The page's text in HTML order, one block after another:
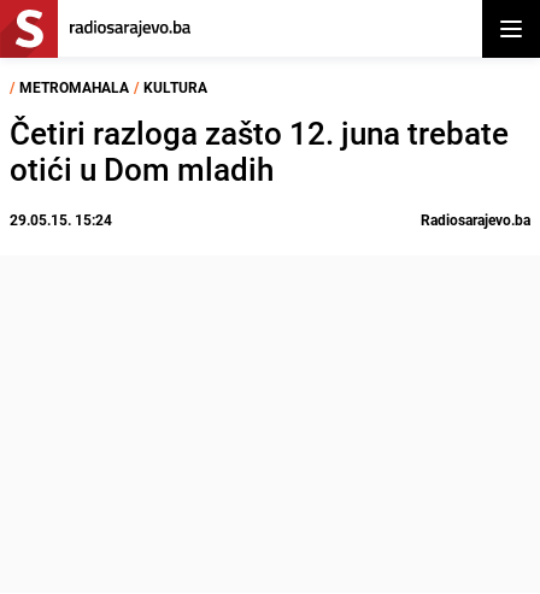
/ METROMAHALA / KULTURA
Četiri razloga zašto 12. juna trebate
otići u Dom mladih
29.05.15. 15:24 Radiosarajevo.ba